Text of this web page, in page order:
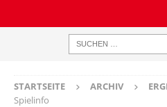
STARTSEITE ARCHIV
Spielinfo